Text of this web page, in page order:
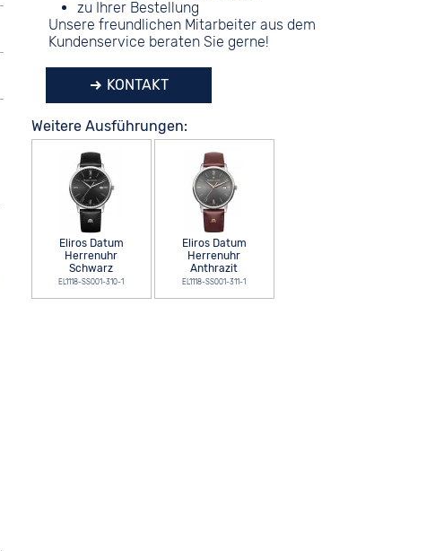
zu Ihrer Bestellung
Unsere freundlichen Mitarbeiter aus dem
Kundenservice beraten Sie gerne!
KONTAKT
Weitere Ausführungen:
Eliros Datum
Herrenuhr
Schwarz
EL1118-SS001-310-1
Eliros Datum
Herrenuhr
Anthrazit
EL1118-SS001-311-1